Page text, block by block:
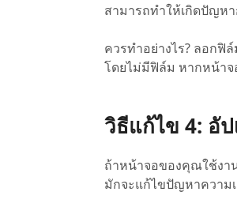
สามารถทำให้เกิดปัญห
ควรทำอย่างไร? ลอกฟิ
โดยไม่มีฟิล์ม หากหน้า
วิธีแก้ไข 4: อั
ถ้าหน้าจอของคุณใช้งา
มักจะแก้ไขปัญหาความ